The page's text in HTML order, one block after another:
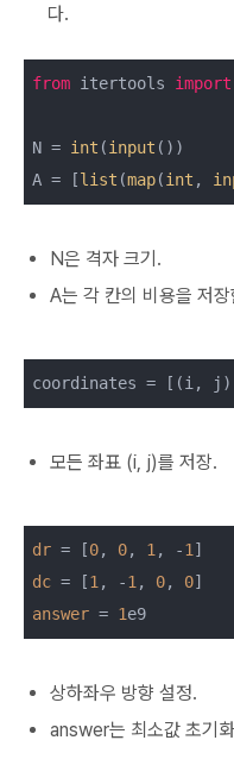
다.
from itertools import
N = int (input ())
A = [list (map(int ,
N은 격자 크기.
A는 각 칸의 비용을 저
coordinates = [(i, j)
모든 좌표 (i, j)를 저장.
dr = [0, 0, 1 , -1
dc = [1 , -1 , 0, 0
answer = 1
상하좌우 방향 설정.
answer는 최소값 초기